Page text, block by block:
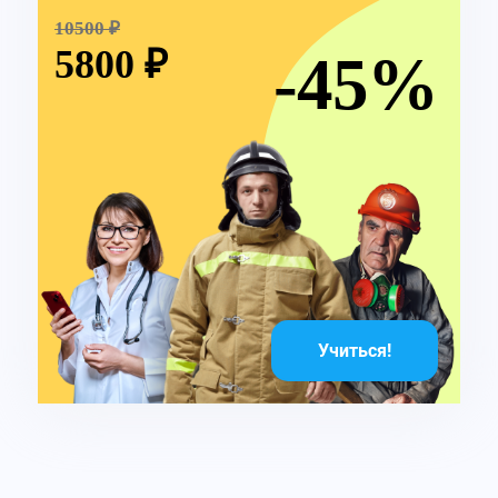
Учиться!
10500 ₽
5800 ₽ -45%